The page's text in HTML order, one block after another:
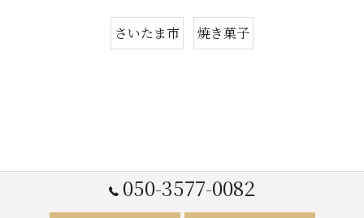
さいたま市 焼き菓子
050-3577-0082